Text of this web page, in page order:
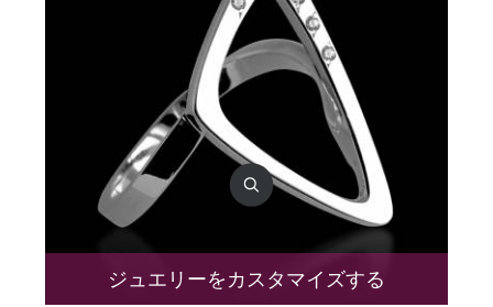
ジュエリーをカスタマイズする